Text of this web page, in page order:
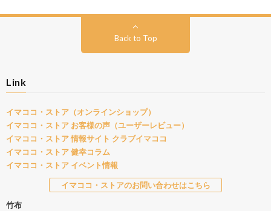
Back to Top
Link
イマココ・ストア（オンラインショップ）
イマココ・ストア お客様の声（ユーザーレビュー）
イマココ・ストア 情報サイト クラブイマココ
イマココ・ストア 健幸コラム
イマココ・ストア イベント情報
イマココ・ストアのお問い合わせはこちら
竹布